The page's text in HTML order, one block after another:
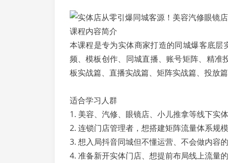
课程内容简介
本课程是专为实体商家打造的同城爆客底层
频、模板创作、同城直播、账号矩阵、精
板实战篇、直播实战篇、矩阵实战篇、投放
适合学习人群
1. 美容、汽修、眼镜店、小儿推拿等线下实
2. 连锁门店管理者，想搭建矩阵流量体系规
3. 想入局抖音同城但不懂运营、不会做内容
4. 准备新开实体门店、想提前布局线上流量